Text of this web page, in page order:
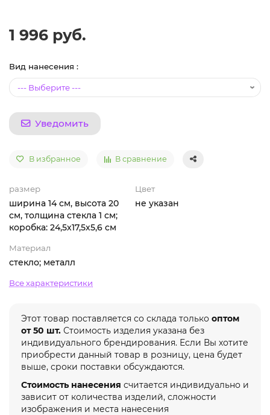
1 996 руб.
Вид нанесения :
Уведомить
В избранное В сравнение
размер
ширина 14 см, высота 20
см, толщина стекла 1 см;
коробка: 24,5х17,5х5,6 см
Цвет
не указан
Материал
стекло; металл
Все характеристики
Этот товар поставляется со склада только оптом
от 50 шт. Стоимость изделия указана без
индивидуального брендирования. Если Вы хотите
приобрести данный товар в розницу, цена будет
выше, сроки поставки обсуждаются.
Стоимость нанесения считается индивидуально и
зависит от количества изделий, сложности
изображения и места нанесения